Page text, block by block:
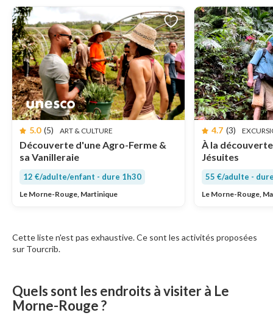
5.0 (5) ART & CULTURE
Découverte d'une Agro-Ferme &
sa Vanilleraie
12 €/adulte/enfant - dure 1h30
Le Morne-Rouge, Martinique
4.7 (3)
À la
Jésuites
55 €/adulte -
Le Morne-Rouge,
Cette liste n'est pas exhaustive. Ce sont les activités proposées
sur Tourcrib.
Quels sont les endroits à visiter à Le
Morne-Rouge ?